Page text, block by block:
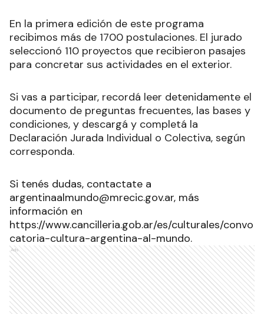
En la primera edición de este programa
recibimos más de 1700 postulaciones. El jurado
seleccionó 110 proyectos que recibieron pasajes
para concretar sus actividades en el exterior.
Si vas a participar, recordá leer detenidamente el
documento de preguntas frecuentes, las bases y
condiciones, y descargá y completá la
Declaración Jurada Individual o Colectiva, según
corresponda.
Si tenés dudas, contactate a
argentinaalmundo@mrecic.gov.ar, más
información en
https://www.cancilleria.gob.ar/es/culturales/convo
catoria-cultura-argentina-al-mundo.
Ads